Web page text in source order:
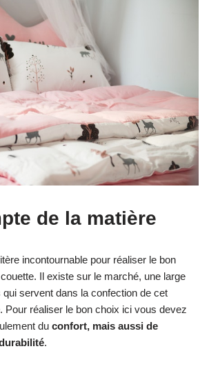
de la matière
incontournable pour réaliser le bon
Il existe sur le marché, une large
servent dans la confection de cet
Pour réaliser le bon choix ici vous devez
du confort, mais aussi de
.